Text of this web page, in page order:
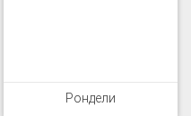
Рондели